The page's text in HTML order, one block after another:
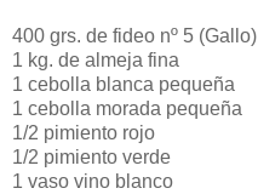
400 grs. de fideo nº 5 (Gallo)
1 kg. de almeja fina
1 cebolla blanca pequeña
1 cebolla morada pequeña
1/2 pimiento rojo
1/2 pimiento verde
1 vaso vino blanco